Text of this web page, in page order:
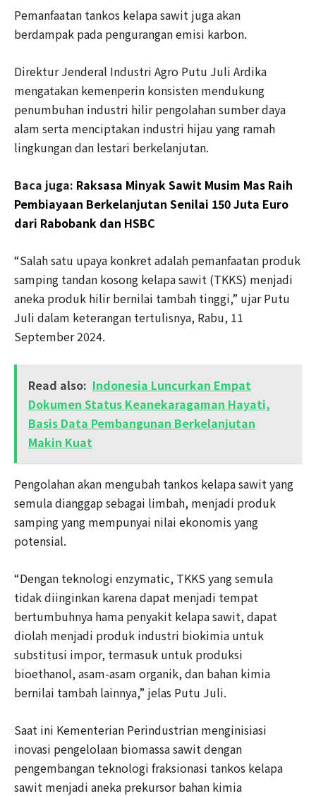
Pemanfaatan tankos kelapa sawit juga akan
berdampak pada pengurangan emisi karbon.
Direktur Jenderal Industri Agro Putu Juli Ardika
mengatakan kemenperin konsisten mendukung
penumbuhan industri hilir pengolahan sumber daya
alam serta menciptakan industri hijau yang ramah
lingkungan dan lestari berkelanjutan.
Baca juga: Raksasa Minyak Sawit Musim Mas Raih
Pembiayaan Berkelanjutan Senilai 150 Juta Euro
dari Rabobank dan HSBC
“Salah satu upaya konkret adalah pemanfaatan produk
samping tandan kosong kelapa sawit (TKKS) menjadi
aneka produk hilir bernilai tambah tinggi,” ujar Putu
Juli dalam keterangan tertulisnya, Rabu, 11
September 2024.
Read also: Indonesia Luncurkan Empat
Dokumen Status Keanekaragaman Hayati,
Basis Data Pembangunan Berkelanjutan
Makin Kuat
Pengolahan akan mengubah tankos kelapa sawit yang
semula dianggap sebagai limbah, menjadi produk
samping yang mempunyai nilai ekonomis yang
potensial.
“Dengan teknologi enzymatic, TKKS yang semula
tidak diinginkan karena dapat menjadi tempat
bertumbuhnya hama penyakit kelapa sawit, dapat
diolah menjadi produk industri biokimia untuk
substitusi impor, termasuk untuk produksi
bioethanol, asam-asam organik, dan bahan kimia
bernilai tambah lainnya,” jelas Putu Juli.
Saat ini Kementerian Perindustrian menginisiasi
inovasi pengelolaan biomassa sawit dengan
pengembangan teknologi fraksionasi tankos kelapa
sawit menjadi aneka prekursor bahan kimia